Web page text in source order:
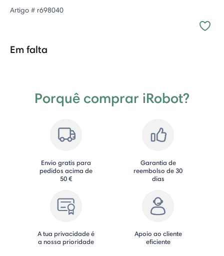
Artigo # r698040
Em falta
Porquê comprar iRobot?
Envio gratis para
pedidos acima de
50 €
Garantia de
reembolso de 30
dias
A tua privacidade é
a nossa prioridade
Apoio ao cliente
eficiente